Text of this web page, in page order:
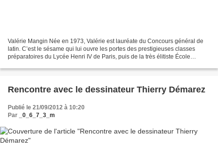
Valérie Mangin Née en 1973, Valérie est lauréate du Concours général de
latin. C’est le sésame qui lui ouvre les portes des prestigieuses classes
préparatoires du Lycée Henri IV de Paris, puis de la très élitiste École
Rencontre avec le dessinateur Thierry Démarez
Publié le 21/09/2012 à 10:20
Par
_0_6_7_3_m